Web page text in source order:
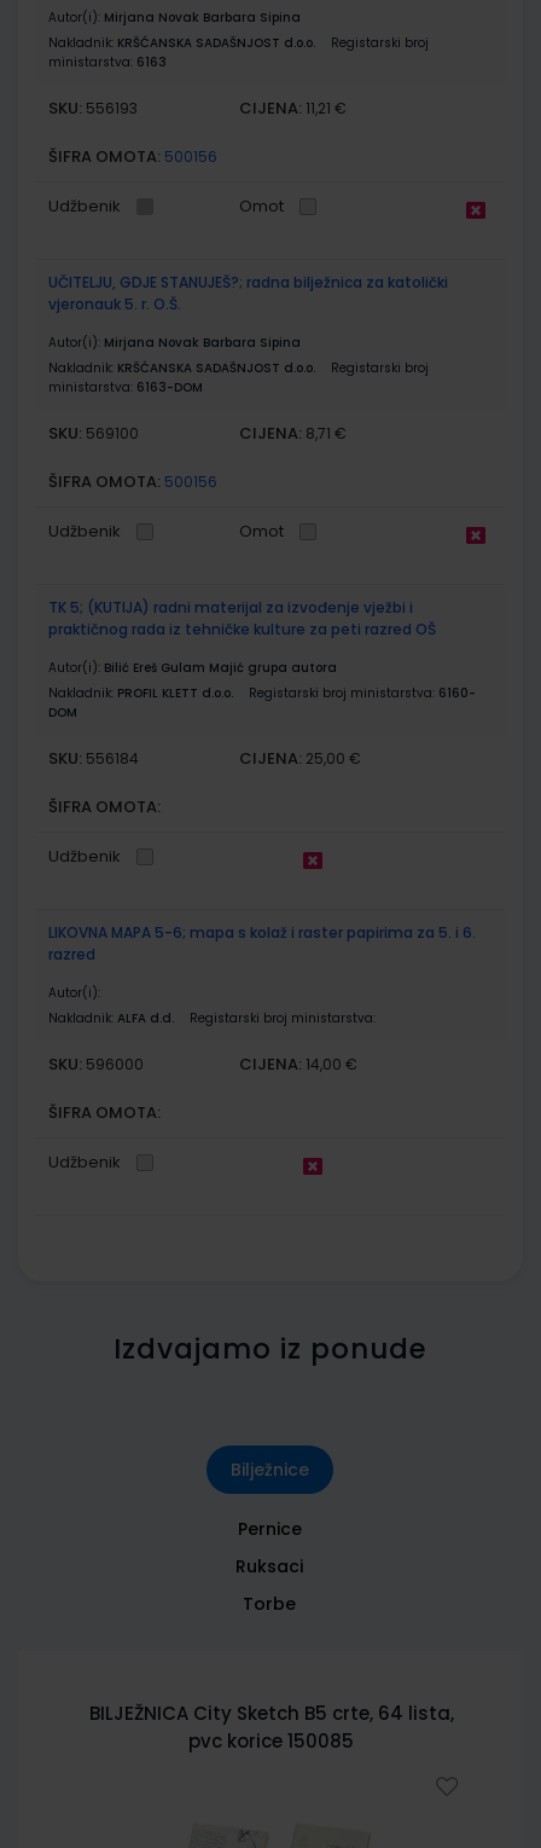
Autor(i): Mirjana Novak Barbara Sipina
Nakladnik: KRŠĆANSKA SADAŠNJOST d.o.o.
Registarski broj
ministarstva: 6163
SKU: 556193 CIJENA: 11,21 €
ŠIFRA OMOTA: 500156
Udžbenik Omot
UČITELJU, GDJE STANUJEŠ?; radna bilježnica za katolički
vjeronauk 5. r. O.Š.
Autor(i): Mirjana Novak Barbara Sipina
Nakladnik: KRŠĆANSKA SADAŠNJOST d.o.o.
Registarski broj
ministarstva: 6163-DOM
SKU: 569100 CIJENA: 8,71 €
ŠIFRA OMOTA: 500156
Udžbenik Omot
TK 5; (KUTIJA) radni materijal za izvođenje vježbi i
praktičnog rada iz tehničke kulture za peti razred OŠ
Autor(i): Bilić Ereš Gulam Majić grupa autora
Nakladnik: PROFIL KLETT d.o.o. Registarski broj ministarstva: 6160-
DOM
SKU: 556184 CIJENA: 25,00 €
ŠIFRA OMOTA:
Udžbenik
LIKOVNA MAPA 5-6; mapa s kolaž i raster papirima za 5. i 6.
razred
Autor(i):
Nakladnik: ALFA d.d. Registarski broj ministarstva:
SKU: 596000 CIJENA: 14,00 €
ŠIFRA OMOTA:
Udžbenik
Izdvajamo iz ponude
Bilježnice
Pernice
Ruksaci
Torbe
BILJEŽNICA City Sketch B5 crte, 64 lista,
pvc korice 150085